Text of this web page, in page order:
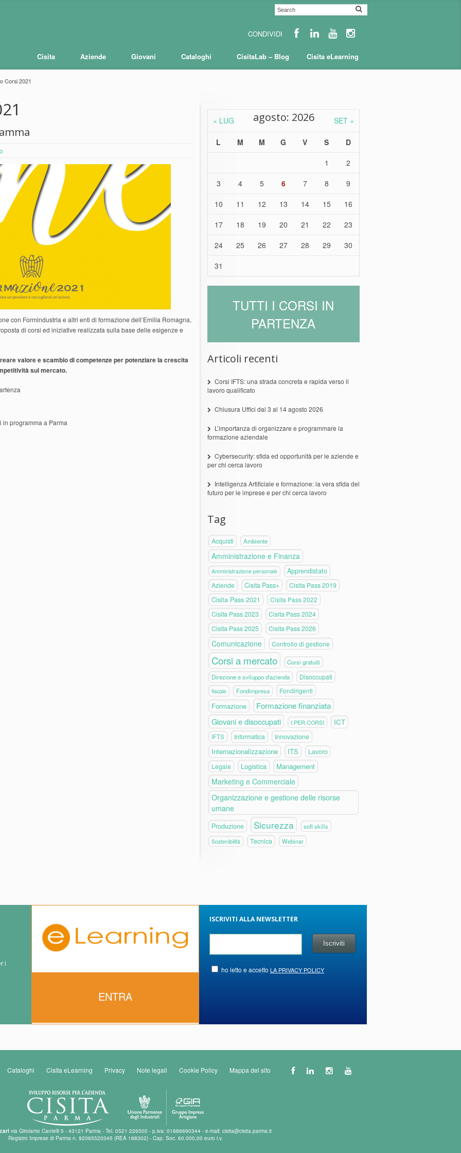
Cisita Aziende Giovani Cataloghi CisitaLab – Blog Cisita eLearning
Corsi 2021
con Formindustria e altri enti di formazione dell’Emilia Romagna,
di corsi ed iniziative realizzata sulla base delle esigenze e
valore e scambio di competenze per potenziare la crescita
sul mercato.
in programma a Parma
« LUG SET »
agosto: 2026
L M M G V S
D
1
2
3
4 5 6 7 8
9
10
11 12 13 14 15
16
17
18 19 20 21 22
23
24
25 26 27 28 29
30
31
TUTTI I CORSI IN
PARTENZA
Articoli recenti
Corsi IFTS: una strada concreta e rapida verso il
lavoro qualificato
Chiusura Uffici dal 3 al 14 agosto 2026
L’importanza di organizzare e programmare la
formazione aziendale
Cybersecurity: sfida ed opportunità per le aziende e
per chi cerca lavoro
Intelligenza Artificiale e formazione: la vera sfida del
futuro per le imprese e per chi cerca lavoro
Tag
Acquisti Ambiente
Amministrazione e Finanza
Amministrazione personale
Apprendistato
Aziende
Cisita Pass+
Cisita Pass 2019
Cisita Pass 2021
Cisita Pass 2022
Cisita Pass 2023 Cisita Pass 2024
Cisita Pass 2025 Cisita Pass 2026
Comunicazione Controllo di gestione
Corsi a mercato
Corsi gratuiti
Direzione e sviluppo d'azienda
Disoccupati
fiscale Fondimpresa Fondirigenti
Formazione
Formazione finanziata
Giovani e disoccupati
I.PER.CORSI ICT
IFTS Informatica Innovazione
Internazionalizzazione ITS
Lavoro
Legale
Logistica Management
Marketing e Commerciale
Organizzazione e gestione delle risorse
umane
Produzione Sicurezza soft skills
Sostenibilità Tecnica Webinar
i
ENTRA
ISCRIVITI ALLA NEWSLETTER
ho letto e accetto LA PRIVACY POLICY
Cataloghi Cisita eLearning Privacy Note legali Cookie Policy Mappa del sito
via Girolamo Cantelli 5 - 43121 Parma - Tel. 0521 226500 - p.iva: 01886690344 - e-mail: cisita@cisita.parma.it
Registro Imprese di Parma n. 92065520345 (REA 188302) - Cap. Soc. 60.000,00 euro i.v.